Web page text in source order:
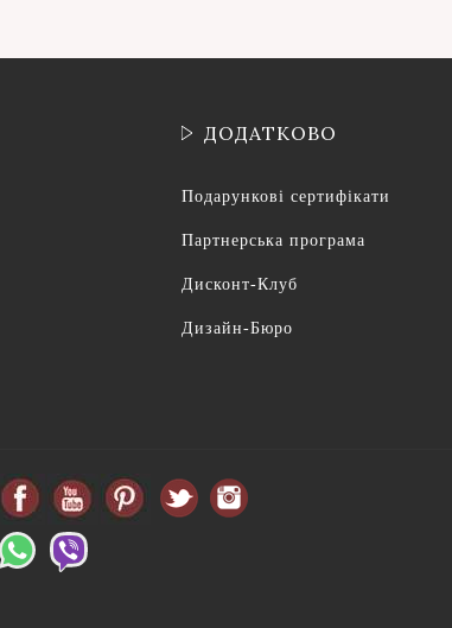
ДОДАТКОВО
Подарункові сертифікати
Партнерська програма
Дисконт-Клуб
Дизайн-Бюро